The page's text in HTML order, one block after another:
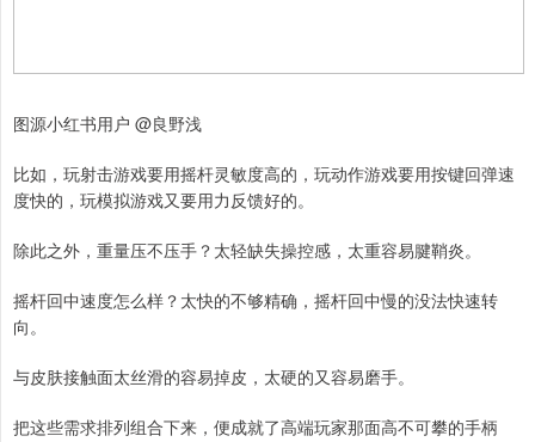
图源小红书用户 @良野浅
比如，玩射击游戏要用摇杆灵敏度高的，玩动作游戏要用按键回弹速
度快的，玩模拟游戏又要用力反馈好的。
除此之外，重量压不压手？太轻缺失操控感，太重容易腱鞘炎。
摇杆回中速度怎么样？太快的不够精确，摇杆回中慢的没法快速转
向。
与皮肤接触面太丝滑的容易掉皮，太硬的又容易磨手。
把这些需求排列组合下来，便成就了高端玩家那面高不可攀的手柄